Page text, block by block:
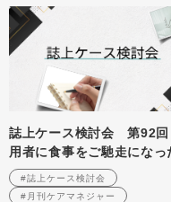
誌上ケース検討会 第92
用者に食事をご馳走になっ
ルパーへの対応を考える
（2008年1月号掲載）
#誌上ケース検討会
#月刊ケアマネジャー